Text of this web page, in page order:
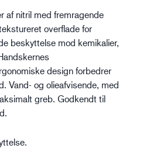
af nitril med fremragende
overflade for
beskyttelse mod kemikalier,
design forbedrer
Vand- og olieafvisende, med
greb. Godkendt til